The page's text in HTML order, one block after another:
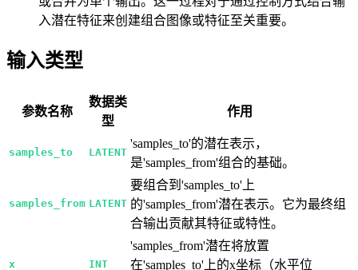
入潜在特征来创建组合图像或特征至关重要。
输入类型
参数名称
数据类
型
作用
samples_to LATENT
'samples_to'的潜在表示，
是'samples_from'组合的基础。
samples_from LATENT
要组合到'samples_to'上
的'samples_from'潜在表示。它为最终组
合输出贡献其特征或特性。
x INT
'samples_from'潜在将放置
在'samples_to'上的x坐标（水平位